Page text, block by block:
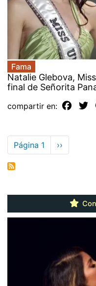
Fama
Natalie Glebova,
final de Señorita
compartir en:
Paginación
Página 1
Siguiente
página
››